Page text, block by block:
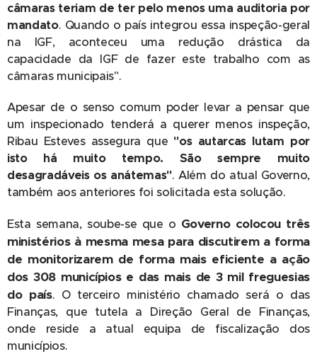
câmaras teriam de ter pelo menos uma auditoria por
mandato. Quando o país integrou essa inspeção-geral
na IGF, aconteceu uma redução drástica da
capacidade da IGF de fazer este trabalho com as
câmaras municipais".
Apesar de o senso comum poder levar a pensar que
um inspecionado tenderá a querer menos inspeção,
Ribau Esteves assegura que "os autarcas lutam por
isto há muito tempo. São sempre muito
desagradáveis os anátemas". Além do atual Governo,
também aos anteriores foi solicitada esta solução.
Esta semana, soube-se que o Governo colocou três
ministérios à mesma mesa para discutirem a forma
de monitorizarem de forma mais eficiente a ação
dos 308 municípios e das mais de 3 mil freguesias
do país. O terceiro ministério chamado será o das
Finanças, que tutela a Direção Geral de Finanças,
onde reside a atual equipa de fiscalização dos
municípios.